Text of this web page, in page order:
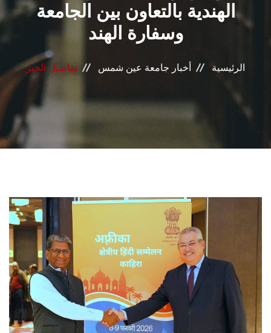
الرعاية الصحية
المراكز والوحدات
الأنظمة الذكية
الإعلام
تواصل معنا
هيئة التدريس
الدراسات العليا
الخريجين
الموظفون
الهندية بالتعاون بين الجامعة
وسفارة الهند
الرئيسية أخبار جامعة عين شمس تفاصيل الخبر